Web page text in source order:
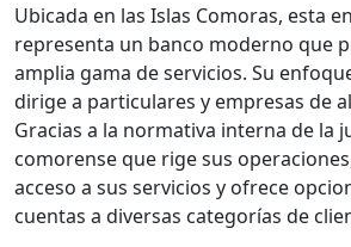
Ubicada en las Islas Comoras, esta
representa un banco moderno que
amplia gama de servicios. Su
dirige a particulares y empresas de
Gracias a la normativa interna de la
comorense que rige sus
acceso a sus servicios y ofrece
cuentas a diversas categorías de